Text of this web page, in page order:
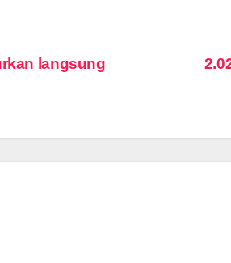
langsung